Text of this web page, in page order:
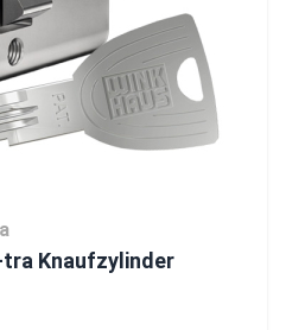
tra Knaufzylinder